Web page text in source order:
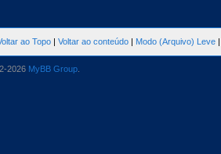
ao Topo | Voltar ao conteúdo | Modo (Arquivo) Leve
2026 MyBB Group